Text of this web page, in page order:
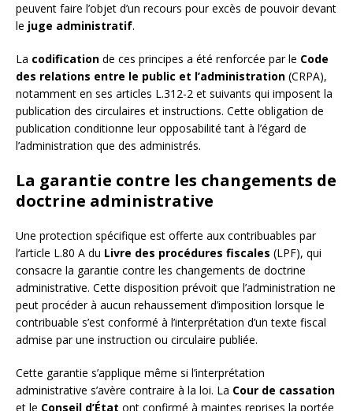
peuvent faire l’objet d’un recours pour excès de pouvoir devant
le juge administratif.
La codification de ces principes a été renforcée par le Code
des relations entre le public et l’administration (CRPA),
notamment en ses articles L.312-2 et suivants qui imposent la
publication des circulaires et instructions. Cette obligation de
publication conditionne leur opposabilité tant à l’égard de
l’administration que des administrés.
La garantie contre les changements de
doctrine administrative
Une protection spécifique est offerte aux contribuables par
l’article L.80 A du Livre des procédures fiscales (LPF), qui
consacre la garantie contre les changements de doctrine
administrative. Cette disposition prévoit que l’administration ne
peut procéder à aucun rehaussement d’imposition lorsque le
contribuable s’est conformé à l’interprétation d’un texte fiscal
admise par une instruction ou circulaire publiée.
Cette garantie s’applique même si l’interprétation
administrative s’avère contraire à la loi. La Cour de cassation
et le Conseil d’État ont confirmé à maintes reprises la portée